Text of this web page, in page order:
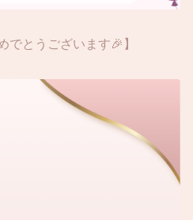
でとうございます🎉】